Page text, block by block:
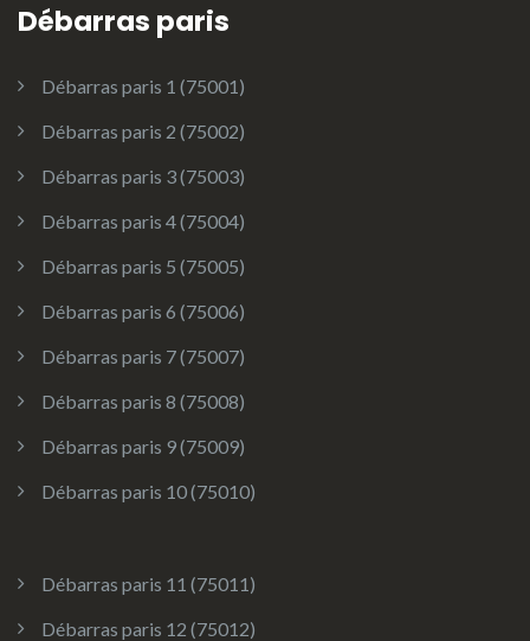
Débarras paris
Débarras paris 1 (75001)
Débarras paris 2 (75002)
Débarras paris 3 (75003)
Débarras paris 4 (75004)
Débarras paris 5 (75005)
Débarras paris 6 (75006)
Débarras paris 7 (75007)
Débarras paris 8 (75008)
Débarras paris 9 (75009)
Débarras paris 10 (75010)
Débarras paris 11 (75011)
Débarras paris 12 (75012)